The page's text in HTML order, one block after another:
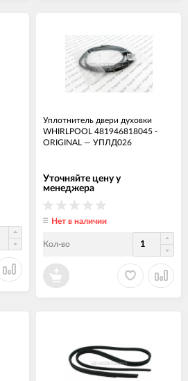
Уплотнитель двери духовки
WHIRLPOOL 481946818045 -
ORIGINAL — УПЛД026
Уточняйте цену у
менеджера
Нет в наличии
Кол-во